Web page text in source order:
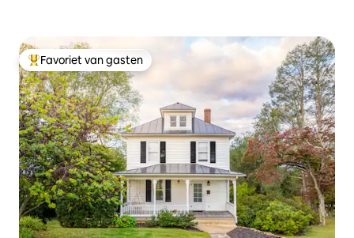
Topfavoriet van gasten
Favoriet van gasten